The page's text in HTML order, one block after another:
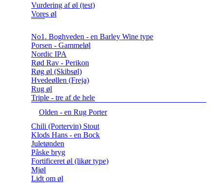
Vurdering af øl (test)
Vores øl
No1. Boghveden - en Barley Wine type
Porsen - Gammeløl
Nordic IPA
Rød Rav - Perikon
Røg øl (Skibsøl)
Hvedeøllen (Freja)
Rug øl
Triple - tre af de hele
Olden - en Rug Porter
Chili (Portervin) Stout
Klods Hans - en Bock
Juletønden
Påske bryg
Fortificeret øl (likør type)
Mjøl
Lidt om øl